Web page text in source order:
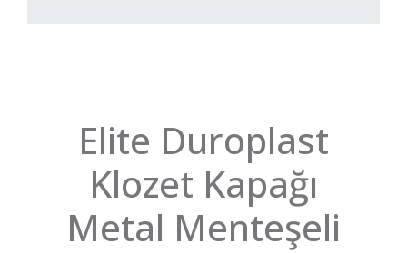
Elite Duroplast
Klozet Kapağı
Metal Menteşeli